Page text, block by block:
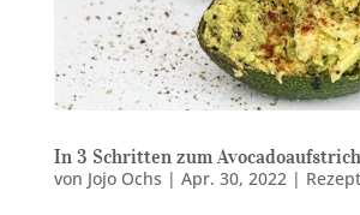
In 3 Schritten zum Avocadoaufstrich
von Jojo Ochs | Apr. 30, 2022|